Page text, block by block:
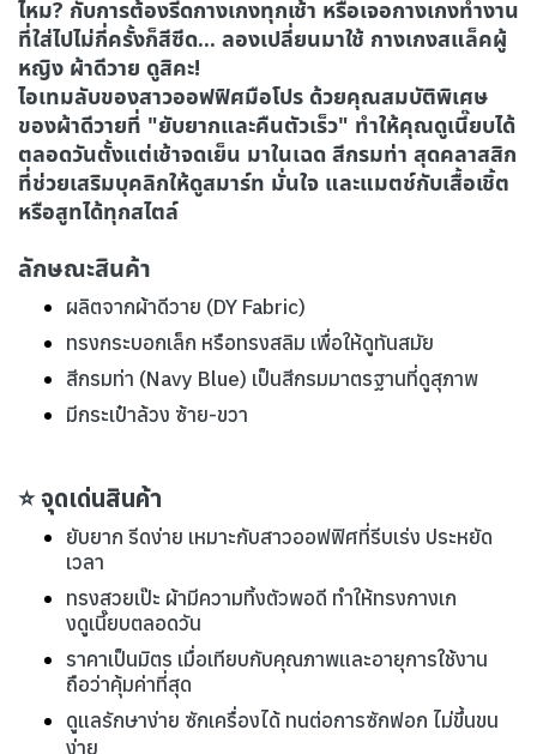
ไหม? กับการต้องรีดกางเกงทุกเช้า หรือเจอกางเกงทำงาน
ที่ใส่ไปไม่กี่ครั้งก็สีซีด... ลองเปลี่ยนมาใช้ กางเกงสแล็คผู้
หญิง ผ้าดีวาย ดูสิคะ!
ไอเทมลับของสาวออฟฟิศมือโปร ด้วยคุณสมบัติพิเศษ
ของผ้าดีวายที่ "ยับยากและคืนตัวเร็ว" ทำให้คุณดูเนี๊ยบได้
ตลอดวันตั้งแต่เช้าจดเย็น มาในเฉด สีกรมท่า สุดคลาสสิก
ที่ช่วยเสริมบุคลิกให้ดูสมาร์ท มั่นใจ และแมตช์กับเสื้อเชิ้ต
หรือสูทได้ทุกสไตล์
ลักษณะสินค้า
ผลิตจากผ้าดีวาย (DY Fabric)
ทรงกระบอกเล็ก หรือทรงสลิม เพื่อให้ดูทันสมัย
สีกรมท่า (Navy Blue) เป็นสีกรมมาตรฐานที่ดูสุภาพ
มีกระเป๋าล้วง ซ้าย-ขวา
⭐ จุดเด่นสินค้า
ยับยาก รีดง่าย เหมาะกับสาวออฟฟิศที่รีบเร่ง ประหยัด
เวลา
ทรงสวยเป๊ะ ผ้ามีความทิ้งตัวพอดี ทำให้ทรงกางเก
งดูเนี๊ยบตลอดวัน
ราคาเป็นมิตร เมื่อเทียบกับคุณภาพและอายุการใช้งาน
ถือว่าคุ้มค่าที่สุด
ดูแลรักษาง่าย ซักเครื่องได้ ทนต่อการซักฟอก ไม่ขึ้นขน
ง่าย